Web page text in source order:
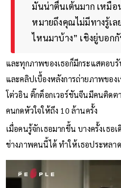
มันน่าตื่นเต้นมาก เหมือ
หมายถึงคุณไม่มีทางรู้เ
ไหนมาบ้าง” เชิงยู่บอกกั
และทุกภาพของเธอก็มีกระแสตอบ
และคลิปเบื้องหลังการถ่ายภาพของ
โต่วอิน ติ๊กต็อกเวอร์ชันจีนมีคนติดต
คนกดหัวใจให้ถึง 10 ล้านครั้ง
เมื่อคนรู้จักเธอมากขึ้น บางครั้งเธ
ช่างภาพคนนี้ได้ ทำให้เธอประหลา